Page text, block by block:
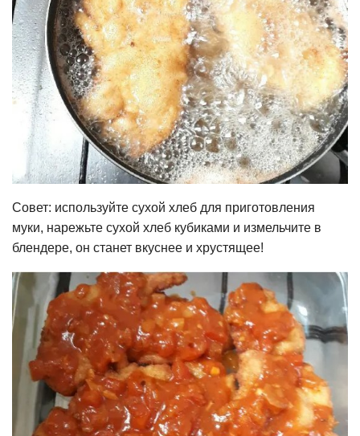
Совет: используйте сухой хлеб для приготовления
муки, нарежьте сухой хлеб кубиками и измельчите в
блендере, он станет вкуснее и хрустящее!